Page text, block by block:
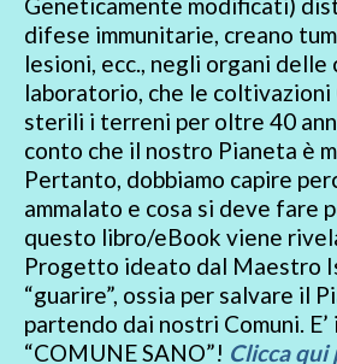
Geneticamente modificati)
difese immunitarie, creano
lesioni, ecc., negli organi delle
laboratorio, che le
sterili i terreni per oltre 40
conto che il nostro Pianeta è
Pertanto, dobbiamo capire
ammalato e cosa si deve fare
questo libro/eBook viene
Progetto ideato dal Maestro
“guarire”, ossia per salvare il
partendo dai nostri Comuni.
“COMUNE SANO”! Clicca qui